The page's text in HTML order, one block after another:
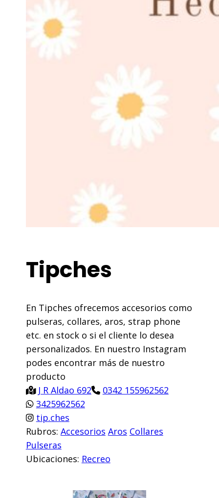
Tipches
En Tipches ofrecemos accesorios como
pulseras, collares, aros, strap phone
etc. en stock o si el cliente lo desea
personalizados. En nuestro Instagram
podes encontrar más de nuestro
producto
J R Aldao 692
0342 155962562
3425962562
tip.ches
Rubros: Accesorios Aros Collares
Pulseras
Ubicaciones: Recreo